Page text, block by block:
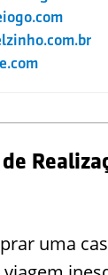
uma